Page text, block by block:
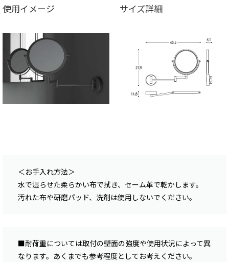
使用イメージ サイズ詳細
＜お手入れ方法＞
水で湿らせた柔らかい布で拭き、セーム革で乾かします。
汚れた布や研磨パッド、洗剤は使用しないでください。
■耐荷重については取付の壁面の強度や使用状況によって異
なります。あくまでも参考程度としてお考えください。